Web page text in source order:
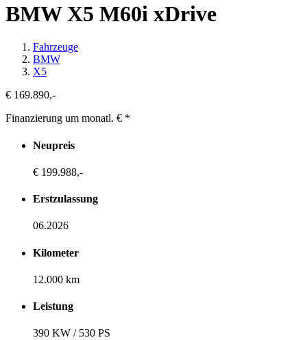
BMW X5 M60i xDrive
Fahrzeuge
BMW
X5
€ 169.890,-
Finanzierung um monatl. € *
Neupreis
€ 199.988,-
Erstzulassung
06.2026
Kilometer
12.000 km
Leistung
390 KW / 530 PS